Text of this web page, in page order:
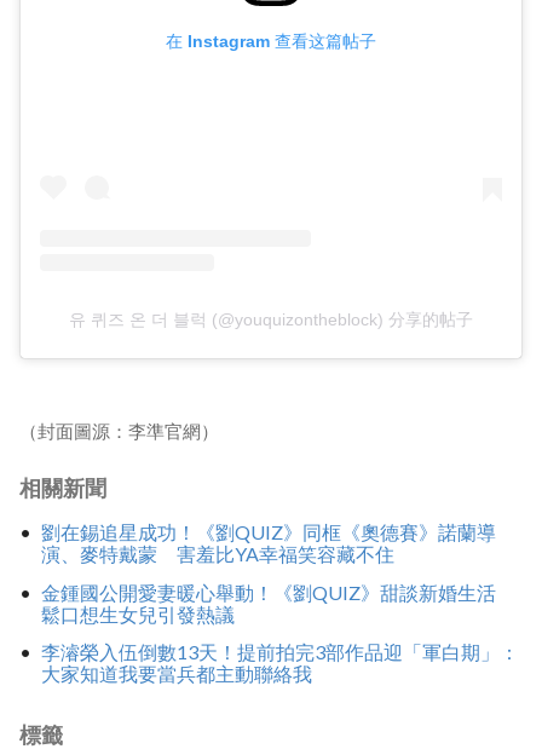
在 Instagram 查看这篇帖子
유 퀴즈 온 더 블럭 (@youquizontheblock) 分享的帖子
（封面圖源：李準官網）
相關新聞
劉在錫追星成功！《劉QUIZ》同框《奧德賽》諾蘭導
演、麥特戴蒙 害羞比YA幸福笑容藏不住
金鍾國公開愛妻暖心舉動！《劉QUIZ》甜談新婚生活
鬆口想生女兒引發熱議
李濬榮入伍倒數13天！提前拍完3部作品迎「軍白期」：
大家知道我要當兵都主動聯絡我
標籤